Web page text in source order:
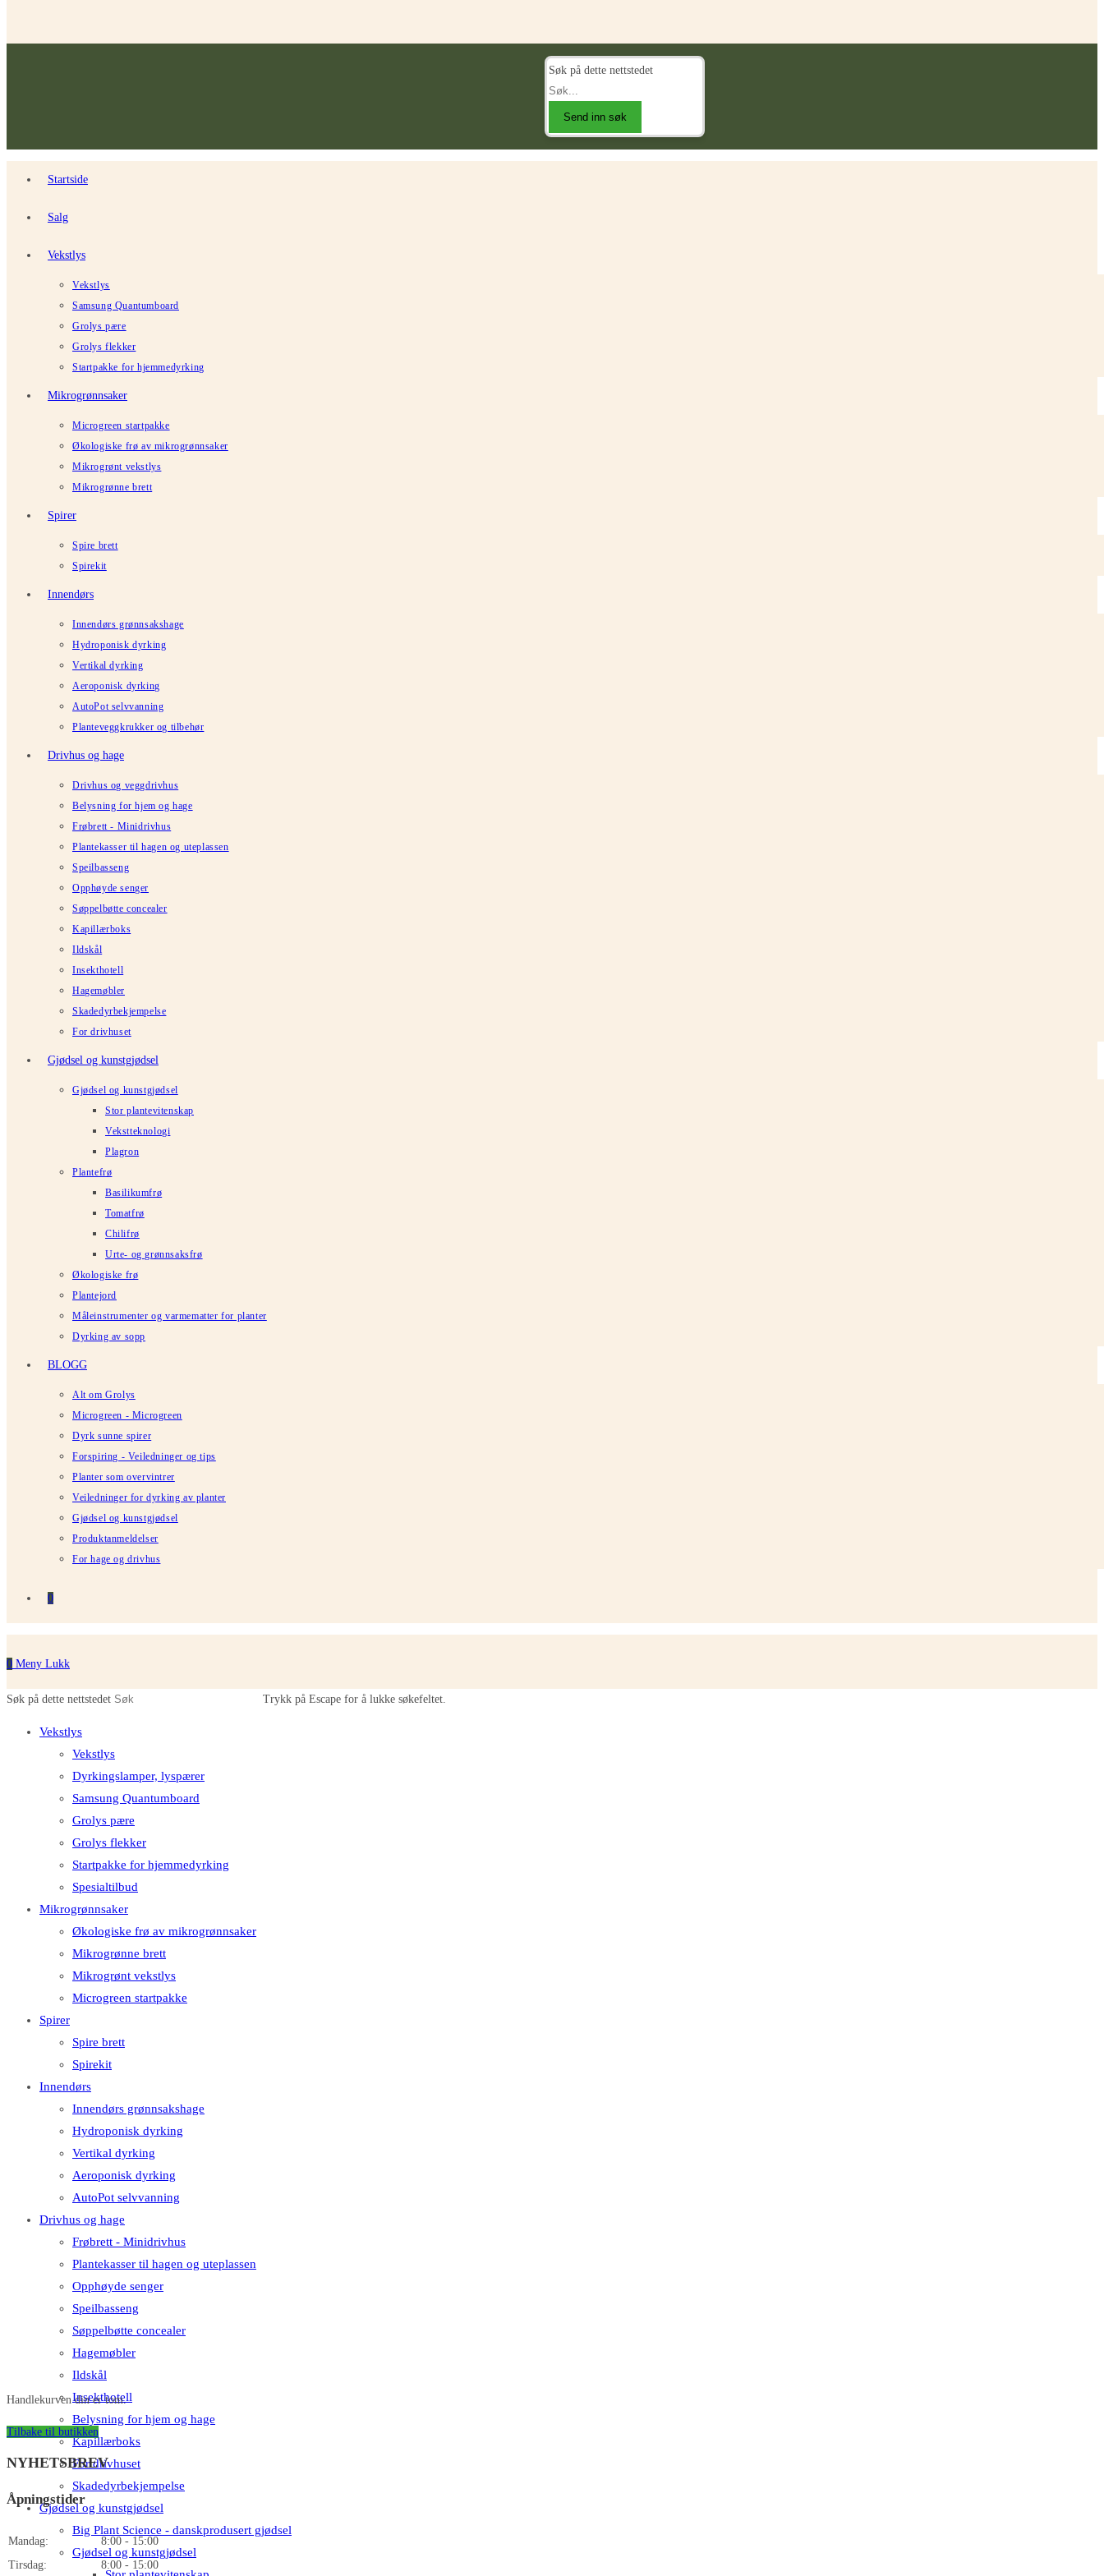
Søk på dette nettstedet
Send inn søk
Startside
Salg
Vekstlys
Vekstlys
Samsung Quantumboard
Grolys pære
Grolys flekker
Startpakke for hjemmedyrking
Mikrogrønnsaker
Microgreen startpakke
Økologiske frø av mikrogrønnsaker
Mikrogrønt vekstlys
Mikrogrønne brett
Spirer
Spire brett
Spirekit
Innendørs
Innendørs grønnsakshage
Hydroponisk dyrking
Vertikal dyrking
Aeroponisk dyrking
AutoPot selvvanning
Planteveggkrukker og tilbehør
Drivhus og hage
Drivhus og veggdrivhus
Belysning for hjem og hage
Frøbrett - Minidrivhus
Plantekasser til hagen og uteplassen
Speilbasseng
Opphøyde senger
Søppelbøtte concealer
Kapillærboks
Ildskål
Insekthotell
Hagemøbler
Skadedyrbekjempelse
For drivhuset
Gjødsel og kunstgjødsel
Gjødsel og kunstgjødsel
Stor plantevitenskap
Vekstteknologi
Plagron
Plantefrø
Basilikumfrø
Tomatfrø
Chilifrø
Urte- og grønnsaksfrø
Økologiske frø
Plantejord
Måleinstrumenter og varmematter for planter
Dyrking av sopp
BLOGG
Alt om Grolys
Microgreen - Microgreen
Dyrk sunne spirer
Forspiring - Veiledninger og tips
Planter som overvintrer
Veiledninger for dyrking av planter
Gjødsel og kunstgjødsel
Produktanmeldelser
For hage og drivhus
0
0 Meny Lukk
Søk på dette nettstedet Trykk på Escape for å lukke søkefeltet.
Vekstlys
Vekstlys
Dyrkingslamper, lyspærer
Samsung Quantumboard
Grolys pære
Grolys flekker
Startpakke for hjemmedyrking
Spesialtilbud
Mikrogrønnsaker
Økologiske frø av mikrogrønnsaker
Mikrogrønne brett
Mikrogrønt vekstlys
Microgreen startpakke
Spirer
Spire brett
Spirekit
Innendørs
Innendørs grønnsakshage
Hydroponisk dyrking
Vertikal dyrking
Aeroponisk dyrking
AutoPot selvvanning
Drivhus og hage
Frøbrett - Minidrivhus
Plantekasser til hagen og uteplassen
Opphøyde senger
Speilbasseng
Søppelbøtte concealer
Hagemøbler
Ildskål
Insekthotell
Belysning for hjem og hage
Kapillærboks
For drivhuset
Skadedyrbekjempelse
Gjødsel og kunstgjødsel
Big Plant Science - danskprodusert gjødsel
Gjødsel og kunstgjødsel
Handlekurven din er tom.
Tilbake til butikken
NYHETSBREV
Åpningstider
Mandag:
8:00 - 15:00
Tirsdag:
8:00 - 15:00